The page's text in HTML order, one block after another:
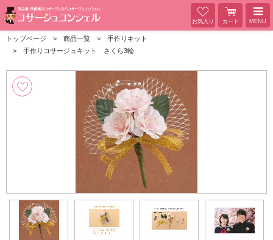
お気入り カート MENU
トップページ 商品一覧
手作りキット
手作りコサージュキット さくら3輪